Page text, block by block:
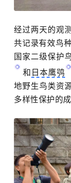
经过两天的观
共记录有效鸟
国家二级保护
和 日本鹰鸮
地野生鸟类资
多样性保护的成